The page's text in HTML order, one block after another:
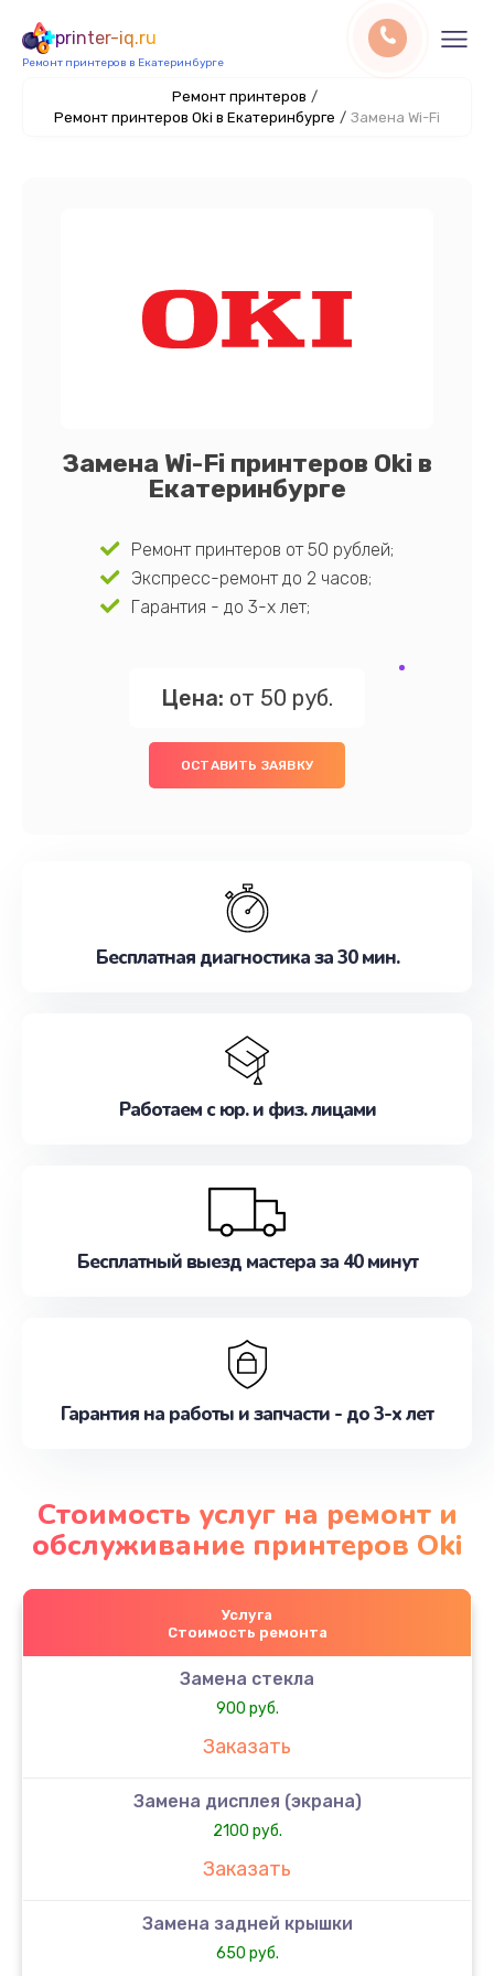
printer-iq.ru
Ремонт принтеров в Екатеринбурге
Ремонт принтеров /
Ремонт принтеров Oki в Екатеринбурге / Замена Wi-Fi
Замена Wi-Fi принтеров Oki в
Екатеринбурге
Ремонт принтеров от 50 рублей;
Экспресс-ремонт до 2 часов;
Гарантия - до 3-х лет;
Цена: от 50 руб.
ОСТАВИТЬ ЗАЯВКУ
Бесплатная диагностика за 30 мин.
Работаем с юр. и физ. лицами
Бесплатный выезд мастера за 40 минут
Гарантия на работы и запчасти - до 3-х лет
Стоимость услуг на ремонт и
обслуживание принтеров Oki
Услуга
Стоимость ремонта
Замена стекла
900 руб.
Заказать
Замена дисплея (экрана)
2100 руб.
Заказать
Замена задней крышки
650 руб.